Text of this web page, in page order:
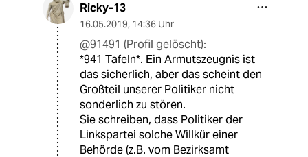
Ricky-13
16.05.2019, 14:36 Uhr
@91491 (Profil gelöscht):
*941 Tafeln*. Ein Armutszeugnis ist
das sicherlich, aber das scheint den
Großteil unserer Politiker nicht
sonderlich zu stören.
Sie schreiben, dass Politiker der
Linkspartei solche Willkür einer
Behörde (z.B. vom Bezirksamt